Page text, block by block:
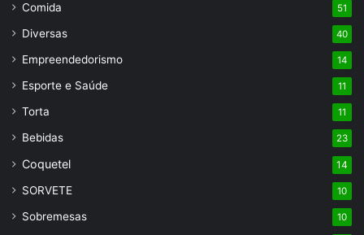
Comida 51
Diversas 40
Empreendedorismo 14
Esporte e Saúde 11
Torta 11
Bebidas 23
Coquetel 14
SORVETE 10
Sobremesas 10